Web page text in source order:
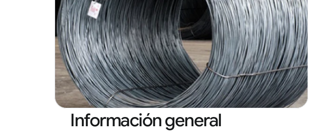
Información general